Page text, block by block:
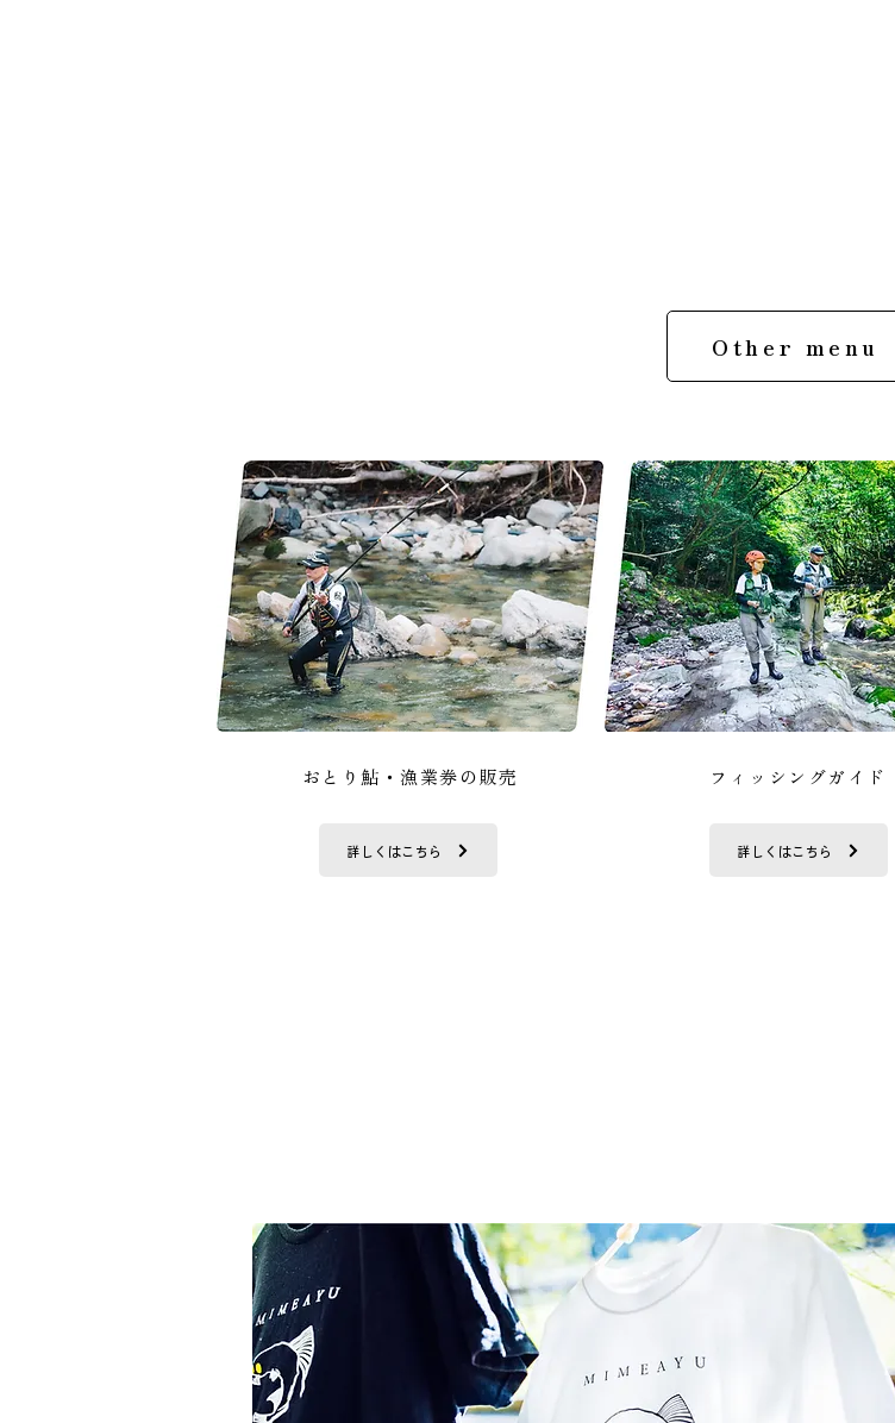
Other menu
​おとり鮎・漁業券の販売
詳しくはこちら
フィッシングガイド
詳しくはこちら